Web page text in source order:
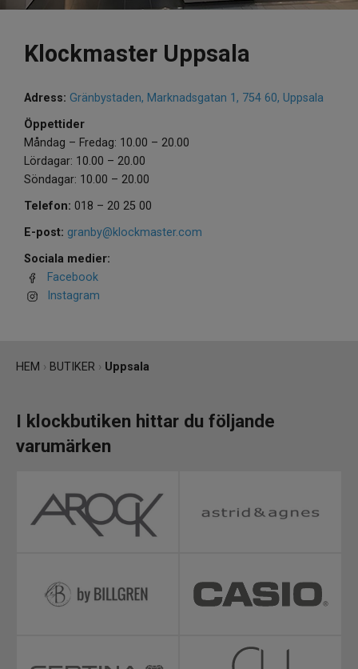
Klockmaster Uppsala
Adress: Gränbystaden, Marknadsgatan 1, 754 60, Uppsala
Öppettider
Måndag – Fredag: 10.00 – 20.00
Lördagar: 10.00 – 20.00
Söndagar: 10.00 – 20.00
Telefon: 018 – 20 25 00
E-post: granby@klockmaster.com
Sociala medier:
Facebook
Instagram
HEM › BUTIKER › Uppsala
I klockbutiken hittar du följande
varumärken